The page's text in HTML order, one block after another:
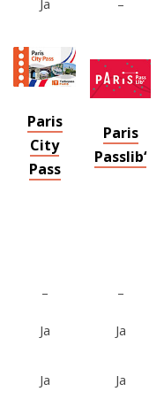
Ja –
Paris
City
Pass
Paris
Passlib‘
–
–
Ja Ja
Ja Ja